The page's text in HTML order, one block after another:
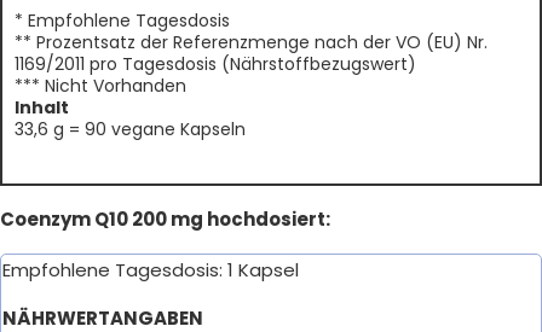
* Empfohlene Tagesdosis
** Prozentsatz der Referenzmenge nach der VO (EU) Nr.
1169/2011 pro Tagesdosis (Nährstoffbezugswert)
*** Nicht Vorhanden
Inhalt
33,6 g = 90 vegane Kapseln
Coenzym Q10 200 mg hochdosiert:
Empfohlene Tagesdosis: 1 Kapsel
NÄHRWERTANGABEN